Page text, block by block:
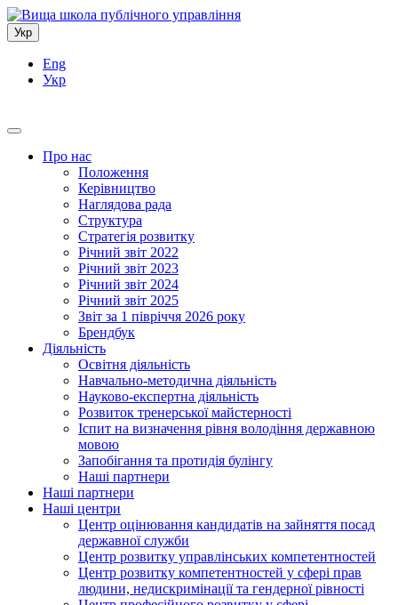
Укр
Eng
Укр
Про нас
Положення
Керівництво
Наглядова рада
Структура
Стратегія розвитку
Річний звіт 2022
Річний звіт 2023
Річний звіт 2024
Річний звіт 2025
Звіт за 1 півріччя 2026 року
Брендбук
Діяльність
Освітня діяльність
Навчально-методична діяльність
Науково-експертна діяльність
Розвиток тренерської майстерності
Іспит на визначення рівня володіння державною
мовою
Запобігання та протидія булінгу
Наші партнери
Наші партнери
Наші центри
Центр оцінювання кандидатів на зайняття посад
державної служби
Центр розвитку управлінських компетентностей
Центр розвитку компетентностей у сфері прав
людини, недискримінації та гендерної рівності